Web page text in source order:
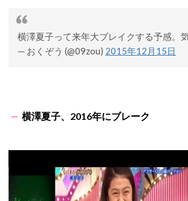
横澤夏子って来年大ブレイクする予感。
— おくぞう (@09zou) 2015年12月15日
横澤夏子、2016年にブレーク